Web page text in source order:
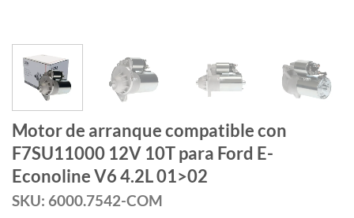
Motor de arranque compatible con
F7SU11000 12V 10T para Ford E-
Econoline V6 4.2L 01>02
SKU: 6000.7542-COM